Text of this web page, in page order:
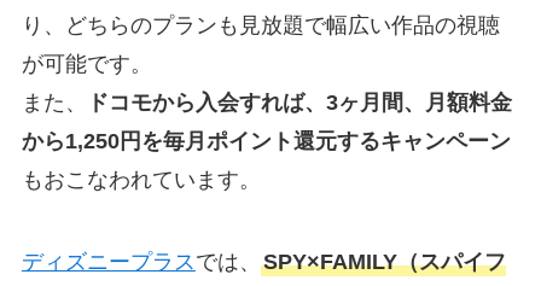
り、どちらのプランも見放題で幅広い作品の視聴
が可能です。
また、
ドコモから入会すれば、3ヶ月間、月額料金
から1,250円を毎月ポイント還元するキャンペーン
もおこなわれています。
ディズニープラス では、 SPY×FAMILY（スパイフ